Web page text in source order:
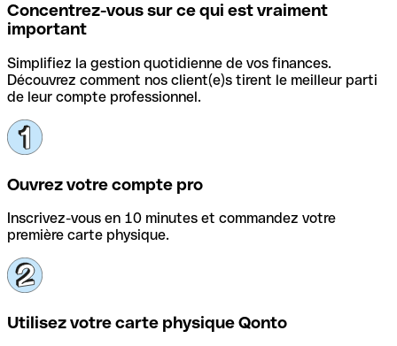
Concentrez-vous sur ce qui est vraiment
important
Simplifiez la gestion quotidienne de vos finances.
Découvrez comment nos client(e)s tirent le meilleur parti
de leur compte professionnel.
Ouvrez votre compte pro
Inscrivez-vous en 10 minutes et commandez votre
première carte physique.
Utilisez votre carte physique Qonto